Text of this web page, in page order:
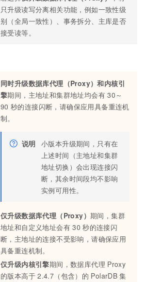
只升级读写分离相关功能，例如一致性级
别（全局一致性）、事务拆分、主库是否
接受读等。
同时升级数据库代理（Proxy）和内核引
擎期间，主地址和集群地址均会有 30～
90 秒的连接闪断，请确保应用具备重连机
制。
说明 小版本升级期间，只有在
上述时间（主地址和集群
地址切换）会出现连接闪
断，其余时间段均不影响
实例可用性。
仅升级数据库代理（Proxy） 期间，集群
地址和自定义地址会有 30 秒的连接闪
断，主地址的连接不受影响，请确保应用
具备重连机制。
仅升级内核引擎期间，数据库代理 Proxy
的版本高于 2.4.7（包含） 的 PolarDB 集